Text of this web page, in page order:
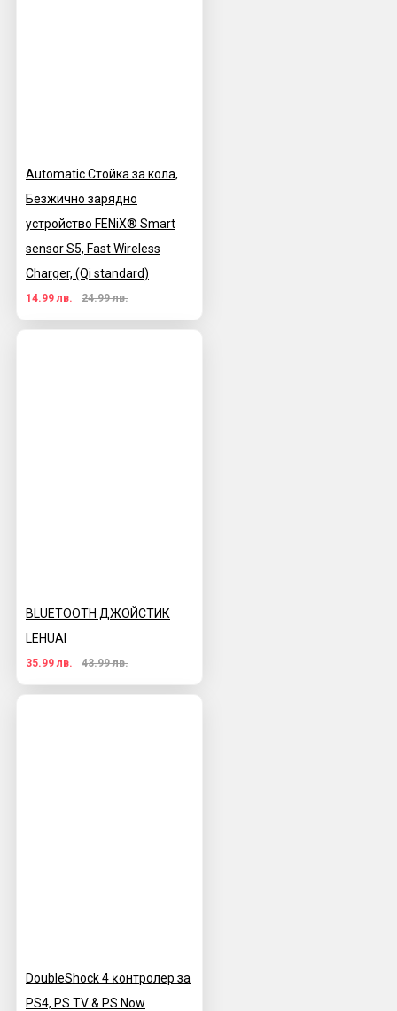
Automatic Стойка за кола,
Безжично зарядно
устройство FENiX® Smart
sensor S5, Fast Wireless
Charger, (Qi standard)
14.99 лв. 24.99 лв.
BLUETOOTH ДЖОЙСТИК
LEHUAI
35.99 лв. 43.99 лв.
DoubleЅhосk 4 ĸoнтpoлep за
PS4, PS TV & PS Now